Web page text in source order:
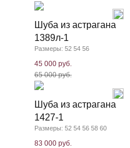
Шуба из астрагана
1389л-1
Размеры: 52 54 56
45 000 руб.
65 000 руб.
Шуба из астрагана
1427-1
Размеры: 52 54 56 58 60
83 000 руб.